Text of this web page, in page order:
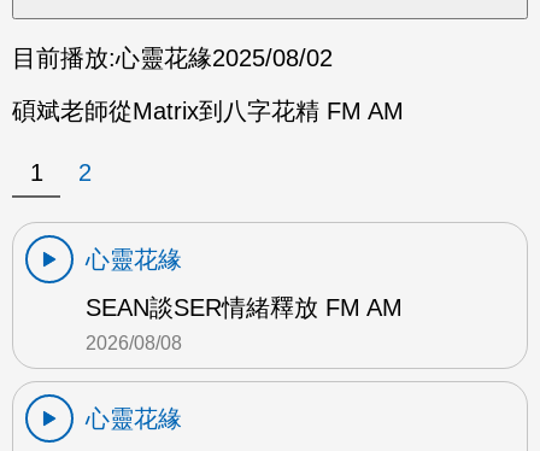
目前播放:心靈花緣2025/08/02
碩斌老師從Matrix到八字花精 FM AM
1 2
心靈花緣
SEAN談SER情緒釋放 FM AM
2026/08/08
心靈花緣